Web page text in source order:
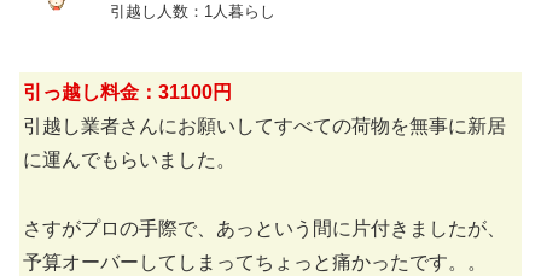
引越し人数：1人暮らし
引っ越し料金：31100円
引越し業者さんにお願いしてすべての荷物を無事に新居
に運んでもらいました。
さすがプロの手際で、あっという間に片付きましたが、
予算オーバーしてしまってちょっと痛かったです。。